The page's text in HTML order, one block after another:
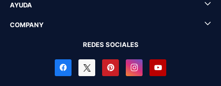
AYUDA
COMPANY
REDES SOCIALES